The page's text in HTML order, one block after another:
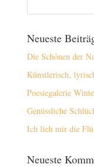
Neueste
Die Schönen der
Künstlerisch,
Poesiegalerie
Genüssliche
Ich lieh mir die
Neueste